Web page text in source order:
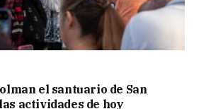
el santuario de San
actividades de hoy